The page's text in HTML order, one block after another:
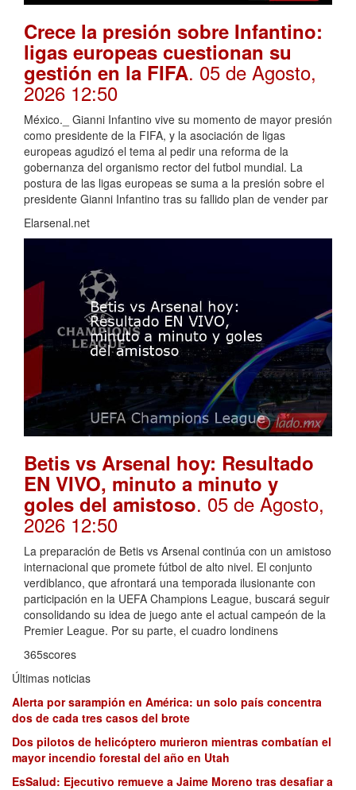
Crece la presión sobre Infantino:
ligas europeas cuestionan su
gestión en la FIFA. 05 de Agosto,
2026 12:50
México._ Gianni Infantino vive su momento de mayor presión
como presidente de la FIFA, y la asociación de ligas
europeas agudizó el tema al pedir una reforma de la
gobernanza del organismo rector del futbol mundial. La
postura de las ligas europeas se suma a la presión sobre el
presidente Gianni Infantino tras su fallido plan de vender par
Elarsenal.net
Betis vs Arsenal hoy: Resultado
EN VIVO, minuto a minuto y
goles del amistoso. 05 de Agosto,
2026 12:50
La preparación de Betis vs Arsenal continúa con un amistoso
internacional que promete fútbol de alto nivel. El conjunto
verdiblanco, que afrontará una temporada ilusionante con
participación en la UEFA Champions League, buscará seguir
consolidando su idea de juego ante el actual campeón de la
Premier League. Por su parte, el cuadro londinens
365scores
Últimas noticias
Alerta por sarampión en América: un solo país concentra
dos de cada tres casos del brote
Dos pilotos de helicóptero murieron mientras combatían el
mayor incendio forestal del año en Utah
EsSalud: Ejecutivo remueve a Jaime Moreno tras desafiar a